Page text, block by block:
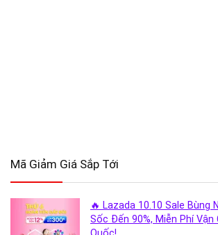
Mã Giảm Giá Sắp Tới
🔥 Lazada 10.10 Sale Bùng
Sốc Đến 90%, Miễn Phí Vận
Quốc!